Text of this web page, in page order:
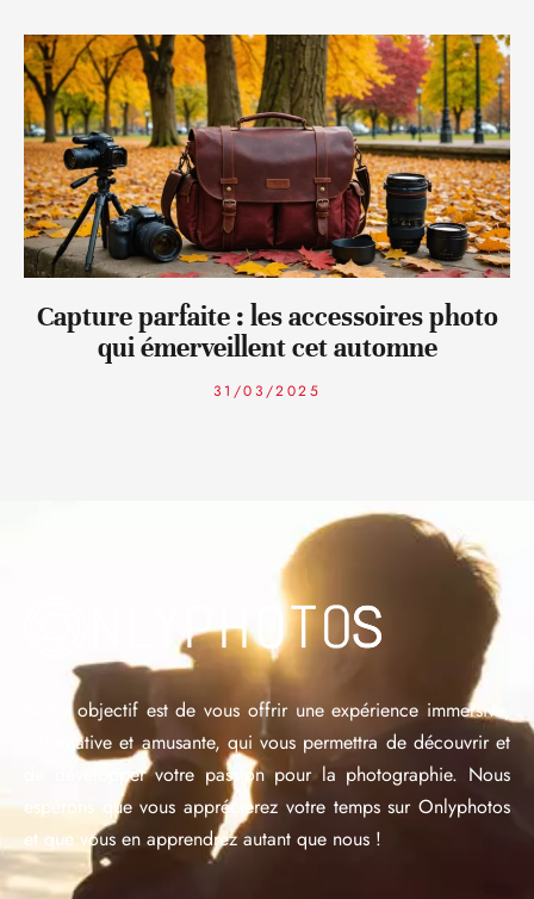
Capture parfaite : les accessoires photo
qui émerveillent cet automne
31/03/2025
Notre objectif est de vous offrir une expérience immersive,
informative et amusante, qui vous permettra de découvrir et
de développer votre passion pour la photographie. Nous
espérons que vous apprécierez votre temps sur Onlyphotos
et que vous en apprendrez autant que nous !